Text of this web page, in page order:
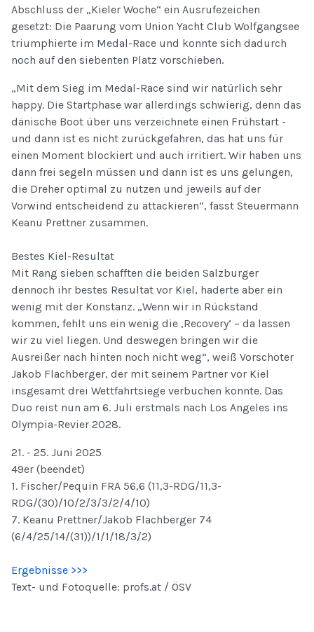
Abschluss der „Kieler Woche“ ein Ausrufezeichen
gesetzt: Die Paarung vom Union Yacht Club Wolfgangsee
triumphierte im Medal-Race und konnte sich dadurch
noch auf den siebenten Platz vorschieben.
„Mit dem Sieg im Medal-Race sind wir natürlich sehr
happy. Die Startphase war allerdings schwierig, denn das
dänische Boot über uns verzeichnete einen Frühstart -
und dann ist es nicht zurückgefahren, das hat uns für
einen Moment blockiert und auch irritiert. Wir haben uns
dann frei segeln müssen und dann ist es uns gelungen,
die Dreher optimal zu nutzen und jeweils auf der
Vorwind entscheidend zu attackieren“, fasst Steuermann
Keanu Prettner zusammen.
Bestes Kiel-Resultat
Mit Rang sieben schafften die beiden Salzburger
dennoch ihr bestes Resultat vor Kiel, haderte aber ein
wenig mit der Konstanz. „Wenn wir in Rückstand
kommen, fehlt uns ein wenig die ‚Recovery‘ – da lassen
wir zu viel liegen. Und deswegen bringen wir die
Ausreißer nach hinten noch nicht weg“, weiß Vorschoter
Jakob Flachberger, der mit seinem Partner vor Kiel
insgesamt drei Wettfahrtsiege verbuchen konnte. Das
Duo reist nun am 6. Juli erstmals nach Los Angeles ins
Olympia-Revier 2028.
21. - 25. Juni 2025
49er (beendet)
1. Fischer/Pequin FRA 56,6 (11,3-RDG/11,3-
RDG/(30)/10/2/3/3/2/4/10)
7. Keanu Prettner/Jakob Flachberger 74
(6/4/25/14/(31))/1/1/18/3/2)
Ergebnisse >>>
Text- und Fotoquelle: profs.at / ÖSV